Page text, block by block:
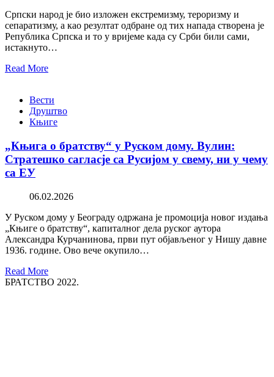
Српски народ је био изложен екстремизму, тероризму и
сепаратизму, а као резултат одбране од тих напада створена је
Република Српска и то у вријеме када су Срби били сами,
истакнуто…
Read More
Вести
Друштво
Књиге
„Књига о братству“ у Руском дому. Вулин:
Стратешко сагласје са Русијом у свему, ни у чему
са ЕУ
06.02.2026
У Руском дому у Београду одржана је промоција новог издања
„Књиге о братству“, капиталног дела руског аутора
Александра Курчанинова, први пут објављеног у Нишу давне
1936. године. Ово вече окупило…
Read More
БРАТСТВО 2022.